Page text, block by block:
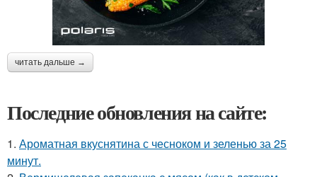
читать дальше →
Последние обновления на сайте:
1. Ароматная вкуснятина с чесноком и зеленью за 25
минут.